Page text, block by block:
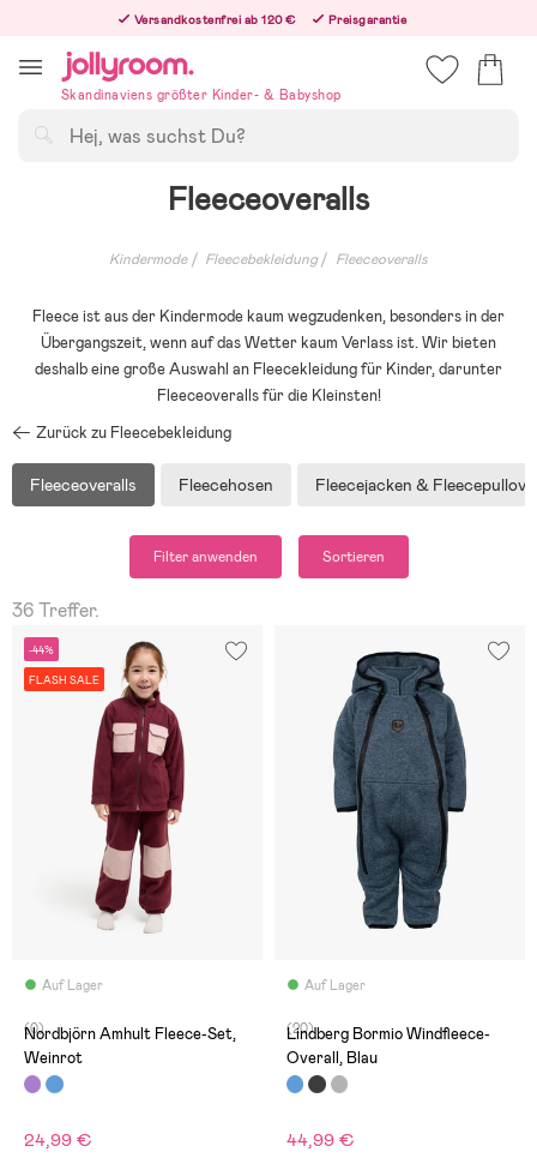
innehållet
Versandkostenfrei ab 120 €
Preisgarantie
Bestelle heute, dann versenden wir direkt nach dem Feiertag
Skandinaviens größter Kinder- & Babyshop
Fleeceoveralls
Kindermode Fleecebekleidung Fleeceoveralls
Fleece ist aus der Kindermode kaum wegzudenken, besonders in der
Übergangszeit, wenn auf das Wetter kaum Verlass ist. Wir bieten
deshalb eine große Auswahl an Fleecekleidung für Kinder, darunter
Fleeceoveralls für die Kleinsten!
Zurück zu Fleecebekleidung
Fleeceoveralls Fleecehosen Fleecejacken &
Filter anwenden Sortieren
36 Treffer.
-44%
FLASH SALE
Auf Lager
(0)
Nordbjörn Amhult Fleece-Set,
Weinrot
24,99 €
Auf Lager
(20)
Lindberg Bormio Windfleece-
Overall, Blau
44,99 €